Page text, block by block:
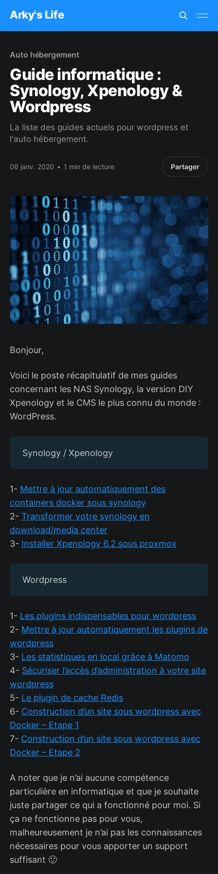
Arky's Life
Auto hébergement
Guide informatique :
Synology, Xpenology &
Wordpress
La liste des guides actuels pour wordpress et
l'auto hébergement.
06 janv. 2020 • 1 min de lecture Partager
Bonjour,
Voici le poste récapitulatif de mes guides
concernant les NAS Synology, la version DIY
Xpenology et le CMS le plus connu du monde :
WordPress.
Synology / Xpenology
1- Mettre à jour automatiquement des
containers docker sous synology
2- Transformer votre synology en
download/media center
3- Installer Xpenology 6.2 sous proxmox
Wordpress
1- Les plugins indispensables pour wordpress
2- Mettre à jour automatiquement les plugins de
wordpress
3- Les statistiques en local grâce à Matomo
4- Sécuriser l’accès d’administration à votre site
wordpress
5- Le plugin de cache Redis
6- Construction d’un site sous wordpress avec
Docker – Etape 1
7- Construction d’un site sous wordpress avec
Docker – Etape 2
A noter que je n’ai aucune compétence
particulière en informatique et que je souhaite
juste partager ce qui a fonctionné pour moi. Si
ça ne fonctionne pas pour vous,
malheureusement je n’ai pas les connaissances
nécessaires pour vous apporter un support
suffisant 🙂